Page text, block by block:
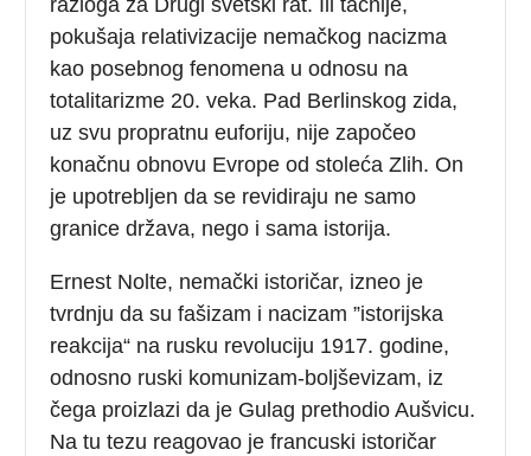
pokušaja relativizacije nemačkog nacizma
kao posebnog fenomena u odnosu na
totalitarizme 20. veka. Pad Berlinskog zida,
uz svu propratnu euforiju, nije započeo
konačnu obnovu Evrope od stoleća Zlih. On
je upotrebljen da se revidiraju ne samo
granice država, nego i sama istorija.
Ernest Nolte, nemački istoričar, izneo je
tvrdnju da su fašizam i nacizam ”istorijska
reakcija“ na rusku revoluciju 1917. godine,
odnosno ruski komunizam-boljševizam, iz
čega proizlazi da je Gulag prethodio Aušvicu.
Na tu tezu reagovao je francuski istoričar